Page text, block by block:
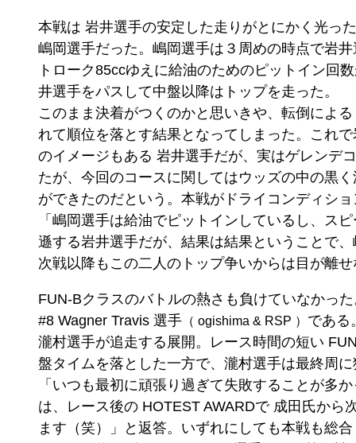
本戦は 岩井選手の安定した走りがとにかく光っ
嶋岡選手だった。嶋岡選手は３周めの時点で岩
トローク85ccゆえに給油のためのピットイン回
井選手をパスして中盤以降はトップを走った。
このまま決着がつくのかと思いきや、転倒によ
れて順位を落とす結果となってしまった。これ
のイメージもある 岩井選手だが、実はゲレンデ
たが、今回のコースに関してはウッズの中の黒
ができたのだという。本戦がドライコンディシ
「嶋岡選手は給油でピットインしているし、ス
遜する岩井選手だが、結果は結果ということで
次戦以降もこの二人のトップ争いからは目が離
FUN-Bクラスのバトルの熱さも負けていなかっ
#8 Wagner Travis 選手 （ ogishima & RSP ） である
瀧村選手が追走する展開。レース時間の短い
盤タイムを落とした一方で、瀧村選手は最終周
「いつも最初に頑張り過ぎて失敗することが多
は、レース後の HOTEST AWARDで 成田氏か
ます（笑）」と返答。いずれにしても本戦も総